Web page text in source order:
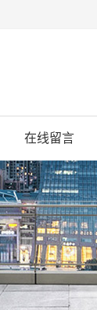
在线留言